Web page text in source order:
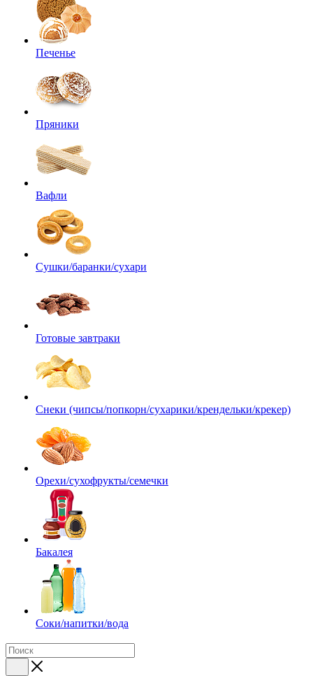
Печенье
Пряники
Вафли
Сушки/баранки/сухари
Готовые завтраки
Снеки (чипсы/попкорн/сухарики/крендельки/крекер)
Орехи/сухофрукты/семечки
Бакалея
Соки/напитки/вода